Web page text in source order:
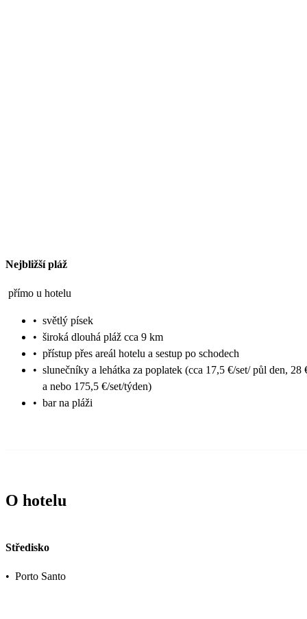
Nejbližší pláž
přímo u hotelu
• světlý písek
• široká dlouhá pláž cca 9 km
• přístup přes areál hotelu a sestup po schodech
• slunečníky a lehátka za poplatek (cca 17,5 €/set/ půl den, 28
a nebo 175,5 €/set/týden)
• bar na pláži
O hotelu
Středisko
• Porto Santo